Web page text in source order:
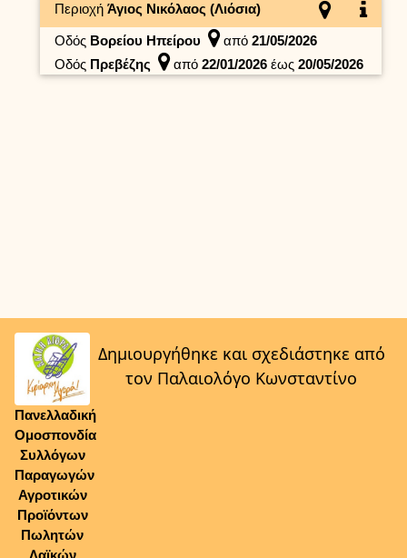
Περιοχή Άγιος Νικόλαος (Λιόσια)
Οδός Βορείου Ηπείρου από 21/05/2026
Οδός Πρεβέζης από 22/01/2026 έως 20/05/2026
Πανελλαδική
Ομοσπονδία
Συλλόγων
Παραγωγών
Αγροτικών
Προϊόντων
Πωλητών
Λαϊκών
Δημιουργήθηκε και σχεδιάστηκε από
τον Παλαιολόγο Κωνσταντίνο